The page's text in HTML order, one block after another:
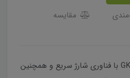
مقایسه
شارژر Leica مدل GKL311 با فناوری شارژ سریع و همچنین